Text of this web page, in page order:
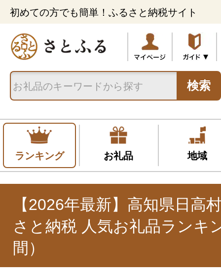
初めての方でも簡単！ふるさと納税サイト
検索
ランキング お礼品 地域
【2026年最新】高知県日高
さと納税 人気お礼品ランキ
間）